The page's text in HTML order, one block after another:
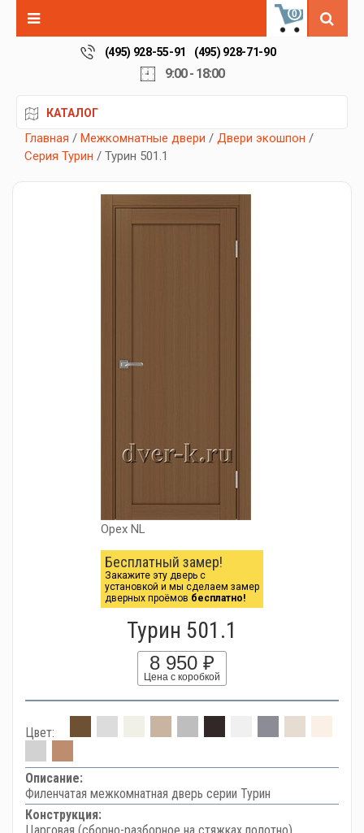
0
(495) 928-55-91 (495) 928-71-90
9:00 - 18:00
КАТАЛОГ
Главная / Межкомнатные двери / Двери экошпон /
Серия Турин / Турин 501.1
Орех NL
Бесплатный замер!
Закажите эту дверь с
установкой и мы сделаем замер
дверных проёмов бесплатно!
Турин 501.1
8 950 ₽
Цена с коробкой
Цвет:
Описание:
Филенчатая межкомнатная дверь серии Турин
Конструкция: